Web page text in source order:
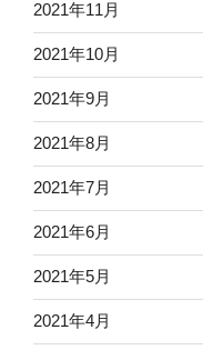
2021年11月
2021年10月
2021年9月
2021年8月
2021年7月
2021年6月
2021年5月
2021年4月